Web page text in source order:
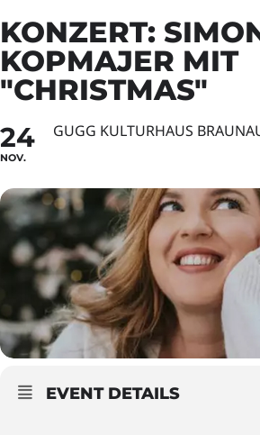
KONZERT:
KOPMAJER MIT
"CHRISTMAS"
24
NOV.
GUGG KULTURHAUS
EVENT DETAILS